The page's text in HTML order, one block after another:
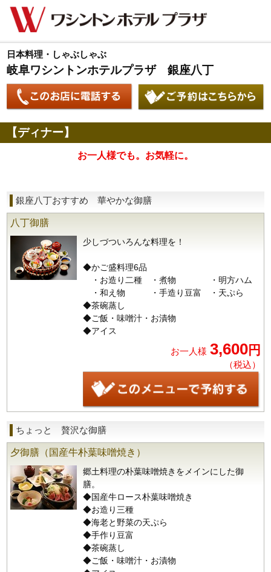
日本料理・しゃぶしゃぶ
岐阜ワシントンホテルプラザ 銀座八丁
【ディナー】
お一人様でも。お気軽に。
銀座八丁おすすめ 華やかな御膳
八丁御膳
少しづついろんな料理を！
◆かご盛料理6品
・お造り二種 ・煮物 ・明方ハム
・和え物 ・手造り豆富 ・天ぷら
◆茶碗蒸し
◆ご飯・味噌汁・お漬物
◆アイス
お一人様 3,600円
（税込）
ちょっと 贅沢な御膳
夕御膳（国産牛朴葉味噌焼き）
郷土料理の朴葉味噌焼きをメインにした御
膳。
◆国産牛ロース朴葉味噌焼き
◆お造り三種
◆海老と野菜の天ぷら
◆手作り豆富
◆茶碗蒸し
◆ご飯・味噌汁・お漬物